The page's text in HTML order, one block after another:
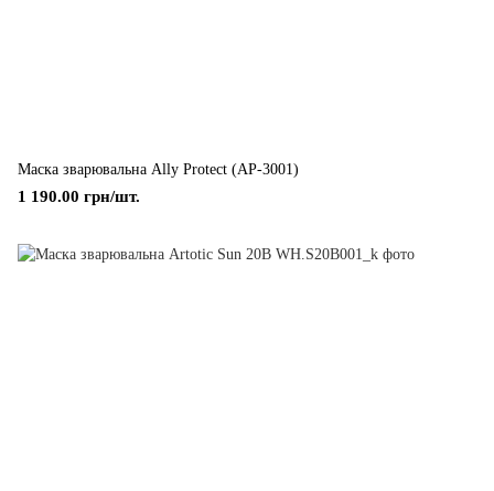
Маска зварювальна Ally Protect (AP-3001)
1 190.00 грн/шт.